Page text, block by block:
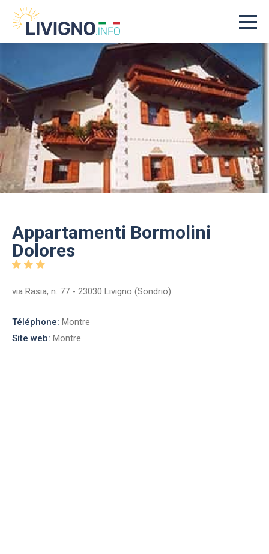
Appartamenti Bormolini
Dolores
via Rasia, n. 77 - 23030 Livigno (Sondrio)
Téléphone: Montre
Site web: Montre